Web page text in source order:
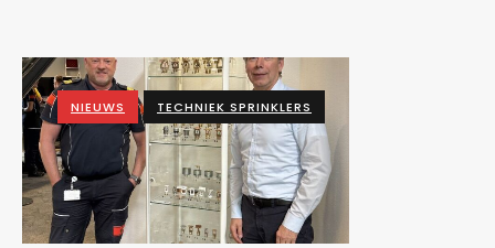
NIEUWS TECHNIEK SPRINKLERS